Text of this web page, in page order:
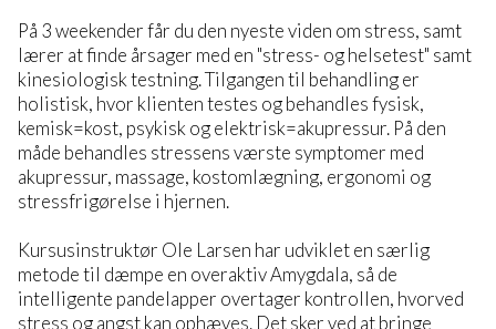
På 3 weekender får du den nyeste viden om stress, samt
lærer at finde årsager med en "stress- og helsetest" samt
kinesiologisk testning. Tilgangen til behandling er
holistisk, hvor klienten testes og behandles fysisk,
kemisk=kost, psykisk og elektrisk=akupressur. På den
måde behandles stressens værste symptomer med
akupressur, massage, kostomlægning, ergonomi og
stressfrigørelse i hjernen.
Kursusinstruktør Ole Larsen har udviklet en særlig
metode til dæmpe en overaktiv Amygdala, så de
intelligente pandelapper overtager kontrollen, hvorved
stress og angst kan ophæves. Det sker ved at bringe